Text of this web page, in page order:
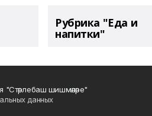
Рубрика "Еда и
напитки"
шишмәләре"
данных